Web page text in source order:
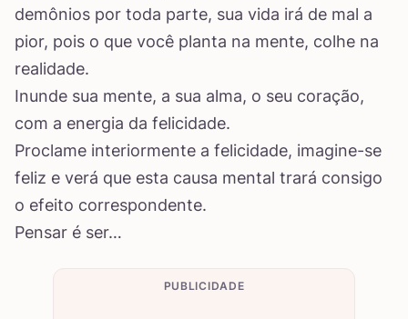
demônios por toda parte, sua vida irá de mal a
pior, pois o que você planta na mente, colhe na
realidade.
Inunde sua mente, a sua alma, o seu coração,
com a energia da felicidade.
Proclame interiormente a felicidade, imagine-se
feliz e verá que esta causa mental trará consigo
o efeito correspondente.
Pensar é ser…
PUBLICIDADE